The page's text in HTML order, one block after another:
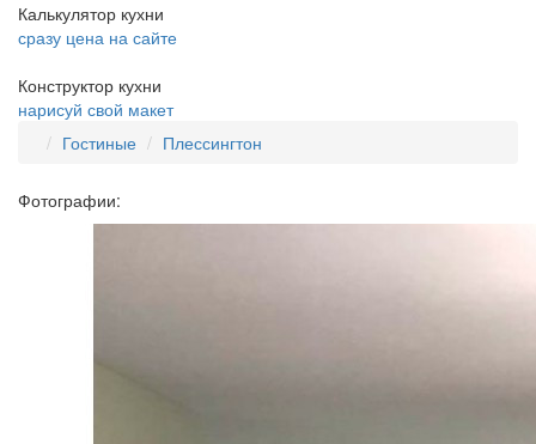
Калькулятор кухни
сразу цена на сайте
Конструктор кухни
нарисуй свой макет
Гостиные
Плессингтон
Фотографии: